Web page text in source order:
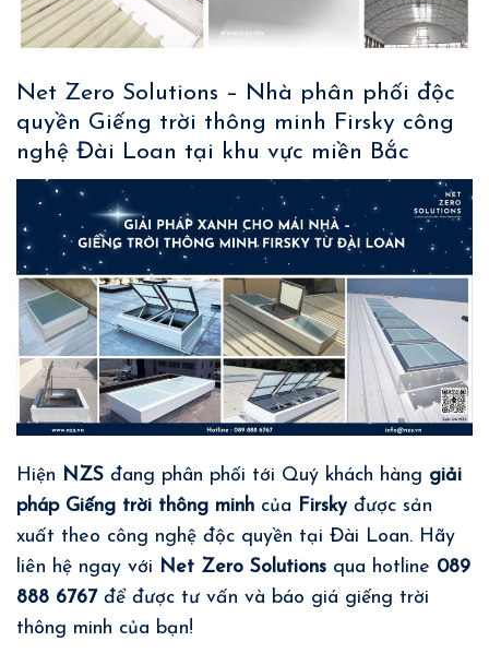
Net Zero Solutions – Nhà phân phối độc
quyền Giếng trời thông minh Firsky công
nghệ Đài Loan tại khu vực miền Bắc
Hiện NZS đang phân phối tới Quý khách hàng giải
pháp Giếng trời thông minh của Firsky được sản
xuất theo công nghệ độc quyền tại Đài Loan. Hãy
liên hệ ngay với Net Zero Solutions qua hotline 089
888 6767 để được tư vấn và báo giá giếng trời
thông minh của bạn!